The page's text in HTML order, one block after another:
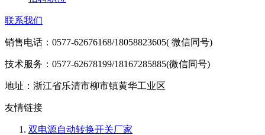
联系我们
销售电话：0577-62676168/18058823605( 微信同号)
技术服务：0577-62678199/18167285885(微信同号)
地址：浙江省乐清市柳市镇黄华工业区
友情链接
双电源自动转换开关厂家